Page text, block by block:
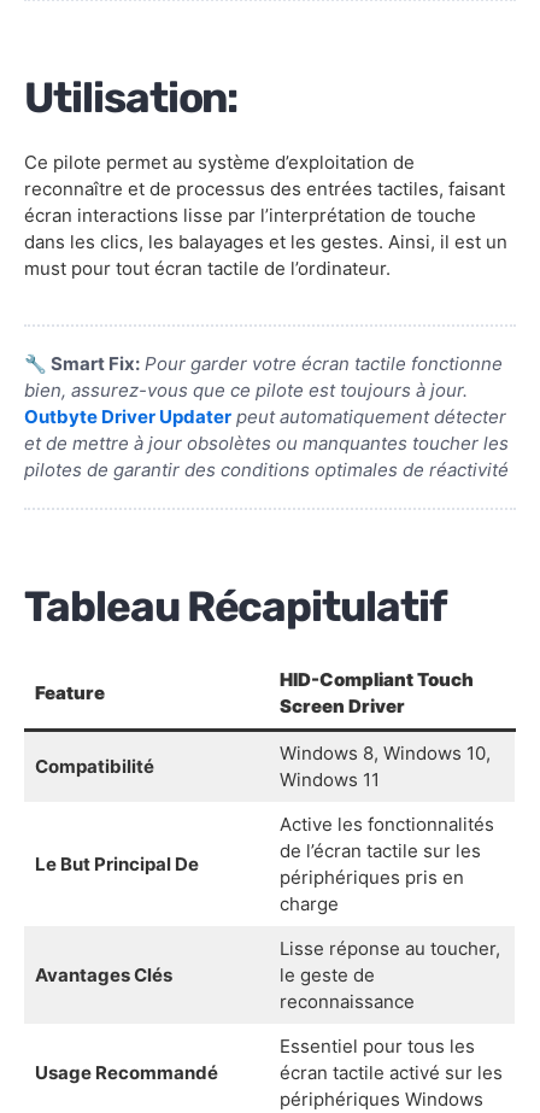
Utilisation:
Ce pilote permet au système d’exploitation de
reconnaître et de processus des entrées tactiles, faisant
écran interactions lisse par l’interprétation de touche
dans les clics, les balayages et les gestes. Ainsi, il est un
must pour tout écran tactile de l’ordinateur.
🔧 Smart Fix: Pour garder votre écran tactile fonctionne
bien, assurez-vous que ce pilote est toujours à jour.
Outbyte Driver Updater peut automatiquement détecter
et de mettre à jour obsolètes ou manquantes toucher les
pilotes de garantir des conditions optimales de réactivité
Tableau Récapitulatif
Feature
HID-Compliant Touch
Screen Driver
Compatibilité
Windows 8, Windows 10,
Windows 11
Le But Principal De
Active les fonctionnalités
de l’écran tactile sur les
périphériques pris en
charge
Avantages Clés
Lisse réponse au toucher,
le geste de
reconnaissance
Usage Recommandé
Essentiel pour tous les
écran tactile activé sur les
périphériques Windows